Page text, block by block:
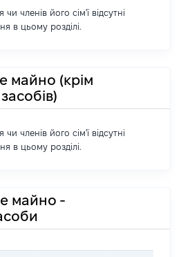
членів його сім'ї відсутні
в цьому розділі.
майно (крім
членів його сім'ї відсутні
в цьому розділі.
майно -